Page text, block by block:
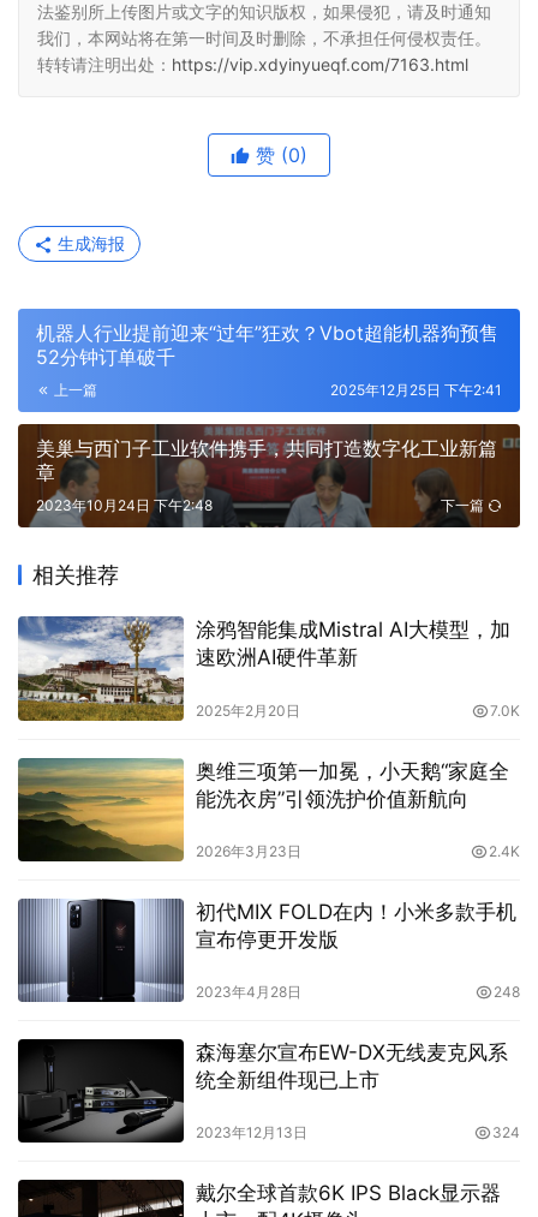
法鉴别所上传图片或文字的知识版权，如果侵犯，请及时通知
我们，本网站将在第一时间及时删除，不承担任何侵权责任。
转转请注明出处： https://vip.xdyinyueqf.com/7163.html
赞 (0)
生成海报
机器人行业提前迎来“过年”狂欢？Vbot超能机器狗预售
52分钟订单破千
上一篇 2025年12月25日 下午2:41
美巢与西门子工业软件携手，共同打造数字化工业新篇
章
下一篇
2023年10月24日 下午2:48
相关推荐
涂鸦智能集成Mistral AI大模型，加
速欧洲AI硬件革新
2025年2月20日 7.0K
奥维三项第一加冕，小天鹅“家庭全
能洗衣房”引领洗护价值新航向
2026年3月23日 2.4K
初代MIX FOLD在内！小米多款手机
宣布停更开发版
2023年4月28日 248
森海塞尔宣布EW-DX无线麦克风系
统全新组件现已上市
2023年12月13日 324
戴尔全球首款6K IPS Black显示器